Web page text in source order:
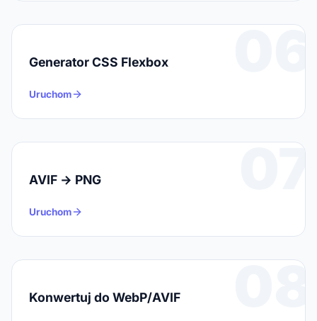
06
Generator CSS Flexbox
Uruchom
07
AVIF → PNG
Uruchom
08
Konwertuj do WebP/AVIF